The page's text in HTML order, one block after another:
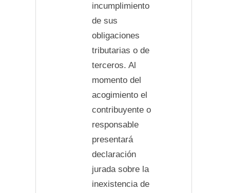
incumplimiento
de sus
obligaciones
tributarias o de
terceros. Al
momento del
acogimiento el
contribuyente o
responsable
presentará
declaración
jurada sobre la
inexistencia de